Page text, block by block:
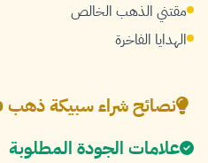
مقتني الذهب الخالص
الهدايا الفاخرة
نصائح شراء سبيكة ذهب 50 جرام
علامات الجودة المطلوبة